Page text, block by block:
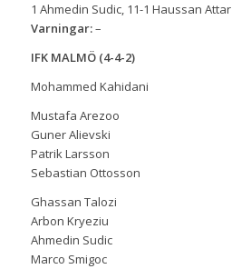
1 Ahmedin Sudic, 11-1 Haussan Attar
Varningar:–
IFK MALMÖ (4-4-2)
Mohammed Kahidani
Mustafa Arezoo
Guner Alievski
Patrik Larsson
Sebastian Ottosson
Ghassan Talozi
Arbon Kryeziu
Ahmedin Sudic
Marco Smigoc